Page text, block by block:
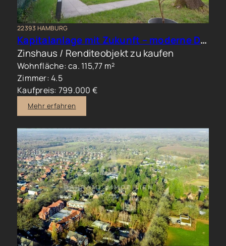
22393 HAMBURG
Kapitalanlage mit Zukunft – moderne Doppelhaushälfte in begehrter Wohnlage
Zinshaus / Renditeobjekt zu kaufen
Wohnfläche: ca. 115,77 m²
Zimmer: 4.5
Kaufpreis: 799.000 €
Mehr erfahren